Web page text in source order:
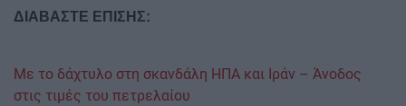
ΔΙΑΒΑΣΤΕ ΕΠΙΣΗΣ:
Με το δάχτυλο στη σκανδάλη ΗΠΑ και Ιράν – Άνοδος
στις τιμές του πετρελαίου